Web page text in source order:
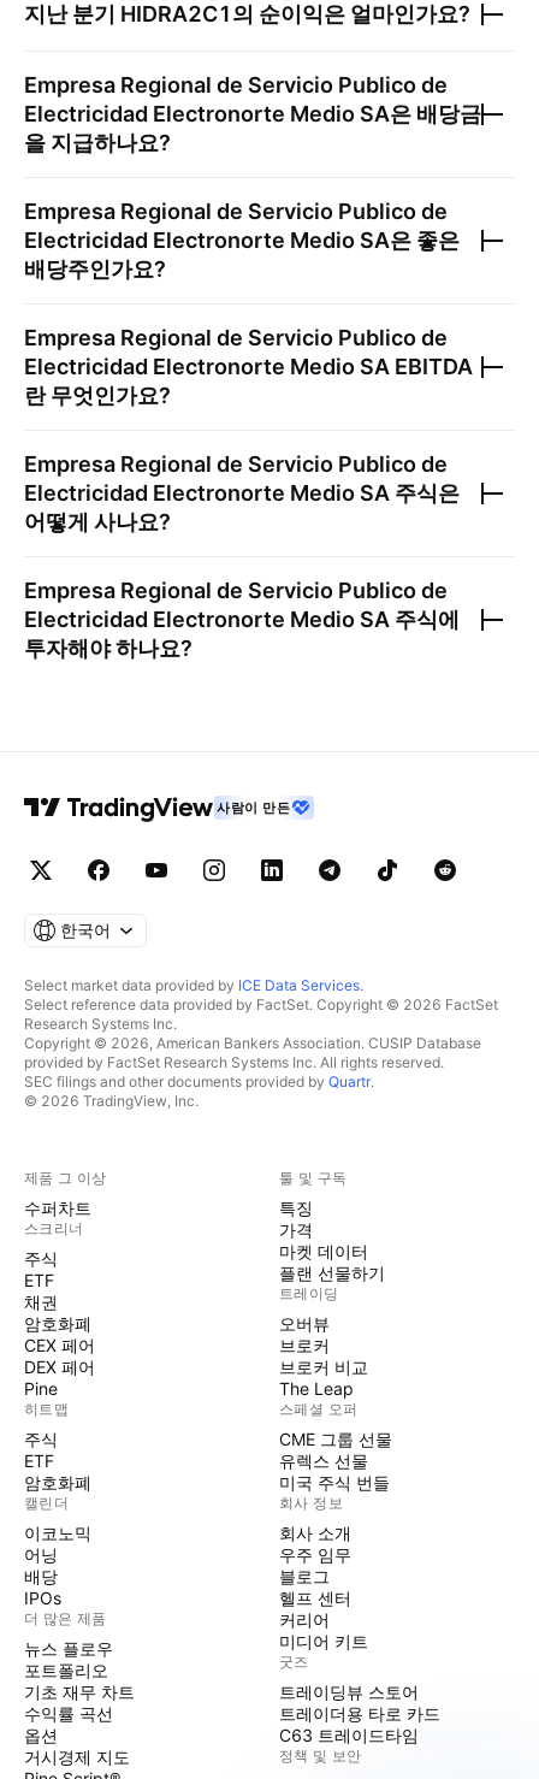
지난 분기 HIDRA2C1의 순이익은 얼마인가요?
Empresa Regional de Servicio Publico de
Electricidad Electronorte Medio SA은 배당금
을 지급하나요?
Empresa Regional de Servicio Publico de
Electricidad Electronorte Medio SA은 좋은
배당주인가요?
Empresa Regional de Servicio Publico de
Electricidad Electronorte Medio SA EBITDA
란 무엇인가요?
Empresa Regional de Servicio Publico de
Electricidad Electronorte Medio SA 주식은
어떻게 사나요?
Empresa Regional de Servicio Publico de
Electricidad Electronorte Medio SA 주식에
투자해야 하나요?
사람이 만든
한국어
Select market data provided by ICE Data Services.
Select reference data provided by FactSet. Copyright © 2026 FactSet
Research Systems Inc.
Copyright © 2026, American Bankers Association. CUSIP Database
provided by FactSet Research Systems Inc. All rights reserved.
SEC filings and other documents provided by Quartr.
© 2026 TradingView, Inc.
제품 그 이상
수퍼차트
스크리너
주식
ETF
채권
암호화폐
CEX 페어
DEX 페어
Pine
히트맵
주식
ETF
암호화폐
캘린더
이코노믹
어닝
배당
IPOs
더 많은 제품
뉴스 플로우
포트폴리오
기초 재무 차트
수익률 곡선
옵션
거시경제 지도
툴 및 구독
특징
가격
마켓 데이터
플랜 선물하기
트레이딩
오버뷰
브로커
브로커 비교
The Leap
스페셜 오퍼
CME 그룹 선물
유렉스 선물
미국 주식 번들
회사 정보
회사 소개
우주 임무
블로그
헬프 센터
커리어
미디어 키트
굿즈
트레이딩뷰 스토어
트레이더용 타로 카드
C63 트레이드타임
정책 및 보안